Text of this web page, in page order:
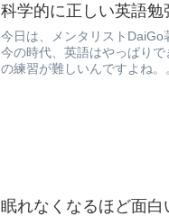
科学的に正しい英語勉
今日は、メンタリストDaiGo
今の時代、英語はやっぱり
眠れなくなるほど面